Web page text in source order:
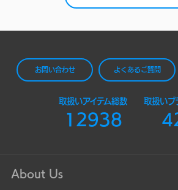
お問い合わせ よくあるご質問
取扱いアイテム総数
12938
取扱いブ
About Us